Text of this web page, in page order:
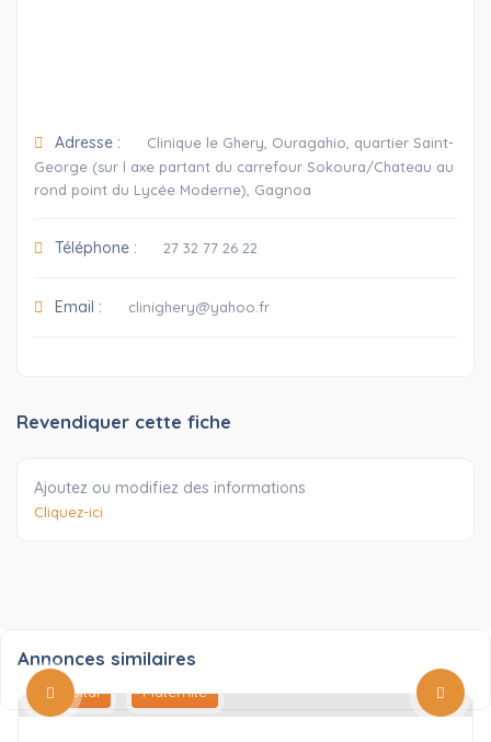
Adresse :
Clinique le Ghery, Ouragahio, quartier Saint-
George (sur l axe partant du carrefour Sokoura/Chateau au
rond point du Lycée Moderne), Gagnoa
Téléphone : 27 32 77 26 22
Email : clinighery@yahoo.fr
Revendiquer cette fiche
Ajoutez ou modifiez des informations
Cliquez-ici
Annonces similaires
Hôpital Maternité